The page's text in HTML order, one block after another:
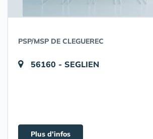
PSP/MSP DE CLEGUEREC
56160 - SEGLIEN
Plus d'infos